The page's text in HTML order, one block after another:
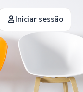
Iniciar sessão